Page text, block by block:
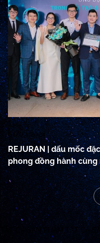
01/07/2024
REJURAN | dấu mốc
phong đồng hành
TẤT CẢ SẢN PHẨM TẤT CẢ